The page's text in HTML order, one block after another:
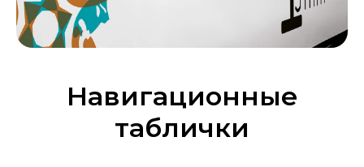
Навигационные
таблички